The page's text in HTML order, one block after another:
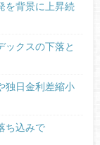
を背景に上昇続
ックスの下落と
独日金利差縮小
ち込みで